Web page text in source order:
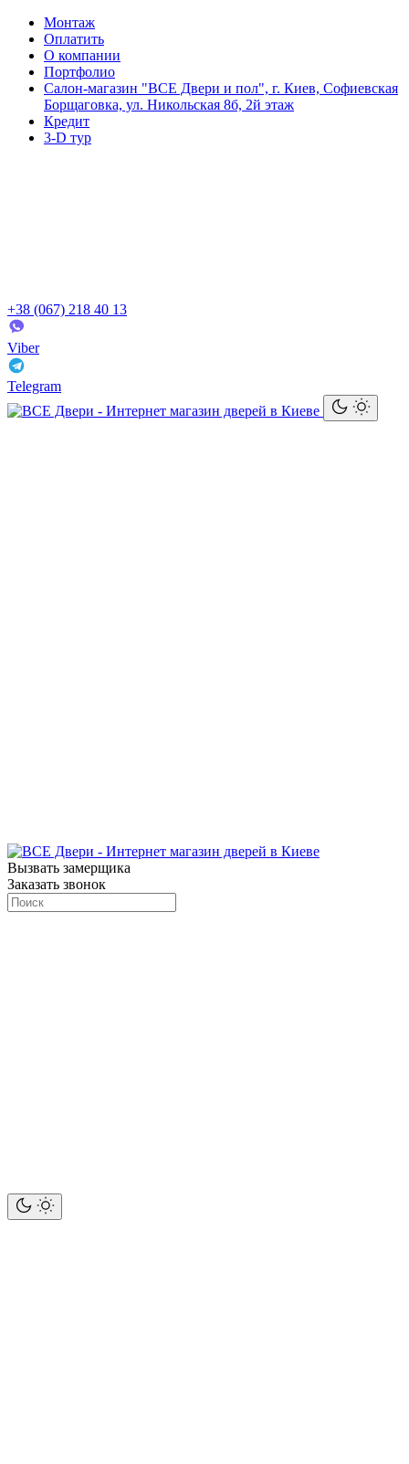
Монтаж
Оплатить
О компании
Портфолио
Салон-магазин "ВСЕ Двери и пол", г. Киев, Софиевская
Борщаговка, ул. Никольская 8б, 2й этаж
Кредит
3-D тур
+38 (067) 218 40 13
Viber
Telegram
Вызвать замерщика
Заказать звонок